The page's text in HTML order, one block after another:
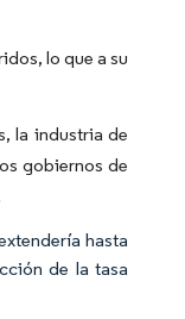
lo que a su
la industria de
gobiernos de
hasta
de la tasa